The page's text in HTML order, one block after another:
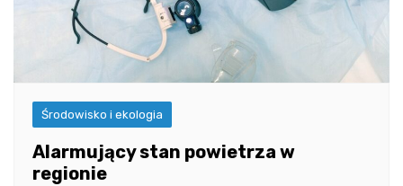
Środowisko i ekologia
Alarmujący stan powietrza w
regionie